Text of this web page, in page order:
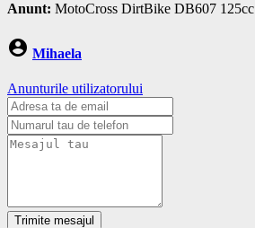
Anunt: MotoCross DirtBike DB607 125cc
account_circle Mihaela
Anunturile utilizatorului
Trimite mesajul